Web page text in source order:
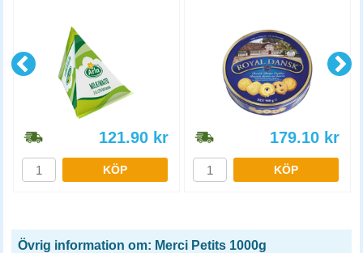
121.90 kr
KÖP
179.10 kr
KÖP
Övrig information om: Merci Petits 1000g